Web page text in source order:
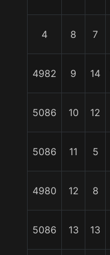
4 8 7
4982 9 14
5086 10 12
5086 11 5
4980 12 8
5086 13 13